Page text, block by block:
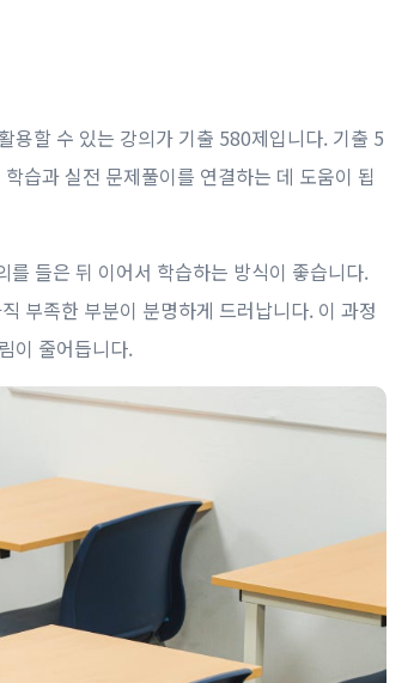
용할 수 있는 강의가 기출 580제입니다. 기출 5
학습과 실전 문제풀이를 연결하는 데 도움이 됩
들은 뒤 이어서 학습하는 방식이 좋습니다.
부족한 부분이 분명하게 드러납니다. 이 과정
이 줄어듭니다.